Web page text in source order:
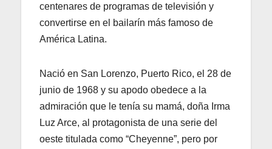
centenares de programas de televisión y
convertirse en el bailarín más famoso de
América Latina.
Nació en San Lorenzo, Puerto Rico, el 28 de
junio de 1968 y su apodo obedece a la
admiración que le tenía su mamá, doña Irma
Luz Arce, al protagonista de una serie del
oeste titulada como “Cheyenne”, pero por